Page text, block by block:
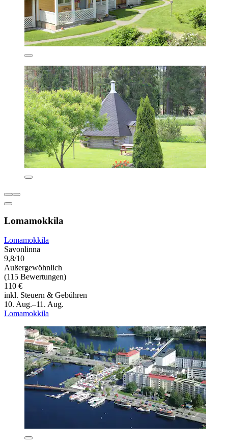
Lomamokkila
Lomamokkila
Savonlinna
9,8/10
Außergewöhnlich
(115 Bewertungen)
110 €
inkl. Steuern & Gebühren
10. Aug.–11. Aug.
Lomamokkila